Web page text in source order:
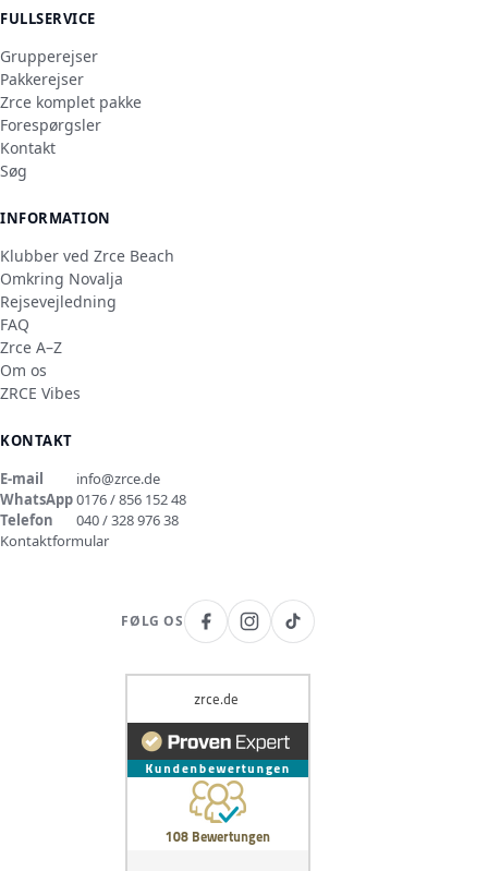
FULLSERVICE
Grupperejser
Pakkerejser
Zrce komplet pakke
Forespørgsler
Kontakt
Søg
INFORMATION
Klubber ved Zrce Beach
Omkring Novalja
Rejsevejledning
FAQ
Zrce A–Z
Om os
ZRCE Vibes
KONTAKT
E-mail
info@zrce.de
WhatsApp0176 / 856 152 48
Telefon
040 / 328 976 38
Kontaktformular
FØLG OS